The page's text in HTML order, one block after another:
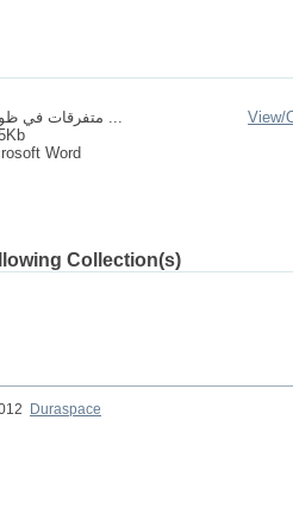
متفرقات في ظواهر ...
Word
View/
Collection(s)
Duraspace